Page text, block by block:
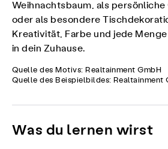
Weihnachtsbaum, als
oder als besondere
Kreativität, Farbe und jede
in dein Zuhause.
Quelle des Motivs: Realtainment GmbH
Quelle des Beispielbildes: Realtainment
Was du lernen wirst